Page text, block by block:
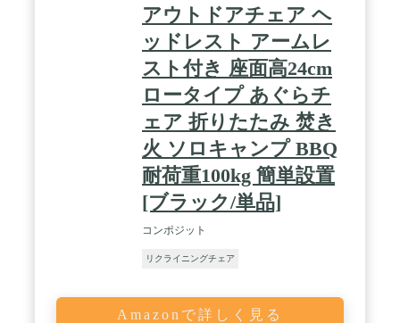
アウトドアチェア ヘ
ッドレスト アームレ
スト付き 座面高24cm
ロータイプ あぐらチ
ェア 折りたたみ 焚き
火 ソロキャンプ BBQ
耐荷重100kg 簡単設置
[ブラック/単品]
コンポジット
リクライニングチェア
Amazonで詳しく見る